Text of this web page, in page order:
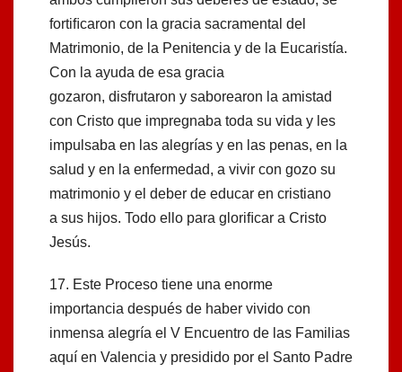
fortiﬁcaron con la gracia sacramental del
Matrimonio, de la Penitencia y de la Eucaristía.
Con la ayuda de esa gracia
gozaron, disfrutaron y saborearon la amistad
con Cristo que impregnaba toda su vida y les
impulsaba en las alegrías y en las penas, en la
salud y en la enfermedad, a vivir con gozo su
matrimonio y el deber de educar en cristiano
a sus hijos. Todo ello para gloriﬁcar a Cristo
Jesús.
17. Este Proceso tiene una enorme
importancia después de haber vivido con
inmensa alegría el V Encuentro de las Familias
aquí en Valencia y presidido por el Santo Padre